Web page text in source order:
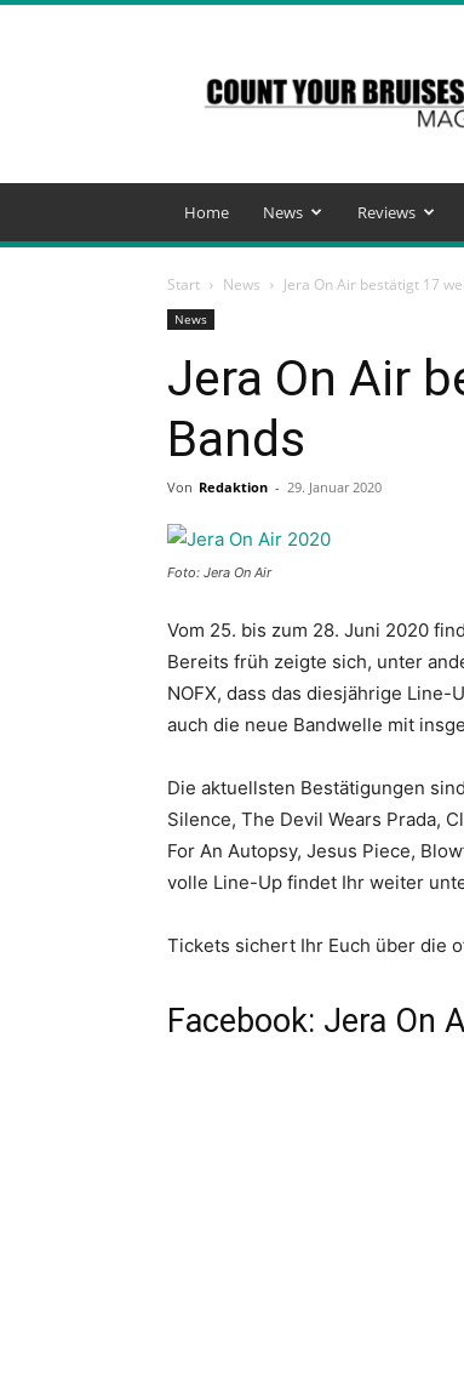
Your
Bruises
Magazine
Home News Reviews
Start News Jera On Air bestätigt 17
News
Jera On Air
Bands
Von Redaktion - 29. Januar 2020
Foto: Jera On Air
Vom 25. bis zum 28. Juni 2020
Bereits früh zeigte sich, unter
NOFX, dass das diesjährige
auch die neue Bandwelle mit
Die aktuellsten Bestätigungen
Silence, The Devil Wears Prada,
For An Autopsy, Jesus Piece,
volle Line-Up findet Ihr weiter
Tickets sichert Ihr Euch über die
Facebook: Jera On